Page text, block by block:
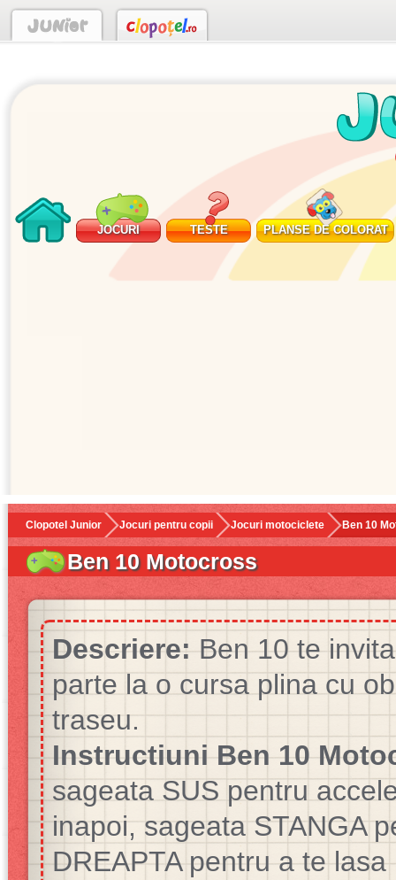
JOCURI TESTE PLANSE DE COLORAT
Clopotel Junior Jocuri pentru copii Jocuri motociclete Ben 10
Ben 10 Motocross
Descriere: Ben 10 te
parte la o cursa plina cu
traseu.
Instructiuni Ben 10
sageata SUS pentru
inapoi, sageata STANGA
DREAPTA pentru a te